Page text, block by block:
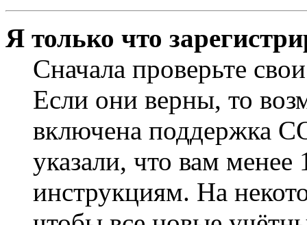
Я только что
Сначала проверьте
Если они верны, то
включена поддержка
указали, что вам
инструкциям. На